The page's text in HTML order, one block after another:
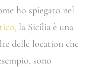
ho spiegato nel
la Sicilia è una
delle location che
sono